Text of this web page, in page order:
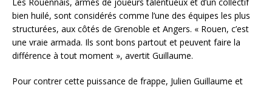
bien huilé, sont considérés comme l’une des équipes les plus
structurées, aux côtés de Grenoble et Angers. « Rouen, c’est
une vraie armada. Ils sont bons partout et peuvent faire la
différence à tout moment », avertit Guillaume.
Pour contrer cette puissance de frappe, Julien Guillaume et